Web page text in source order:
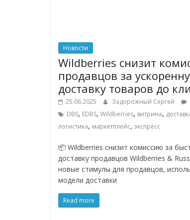
Новости
Wildberries снизит
продавцов за
доставку товаров до
25.06.2025 Задорожный Сергей
DBS, EDBS, Wildberries, витрина,
логистика, маркетплейс, экспресс
📦 Wildberries снизит комиссию за
доставку продавцов Wildberries &
новые стимулы для продавцов,
модели доставки
Read more